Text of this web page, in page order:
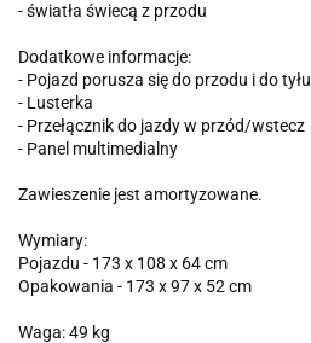
- światła świecą z przodu
Dodatkowe informacje:
- Pojazd porusza się do przodu i do tyłu
- Lusterka
- Przełącznik do jazdy w przód/wstecz
- Panel multimedialny
Zawieszenie jest amortyzowane.
Wymiary:
Pojazdu - 173 x 108 x 64 cm
Opakowania - 173 x 97 x 52 cm
Waga: 49 kg